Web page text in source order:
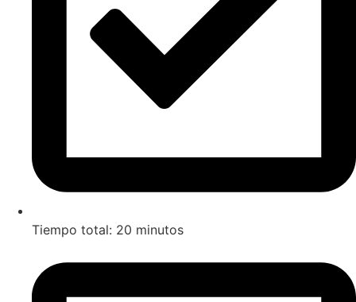
Tiempo total: 20 minutos